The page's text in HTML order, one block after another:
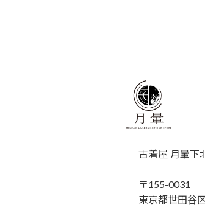
古着屋 月暈下
〒155-0031
東京都世田谷